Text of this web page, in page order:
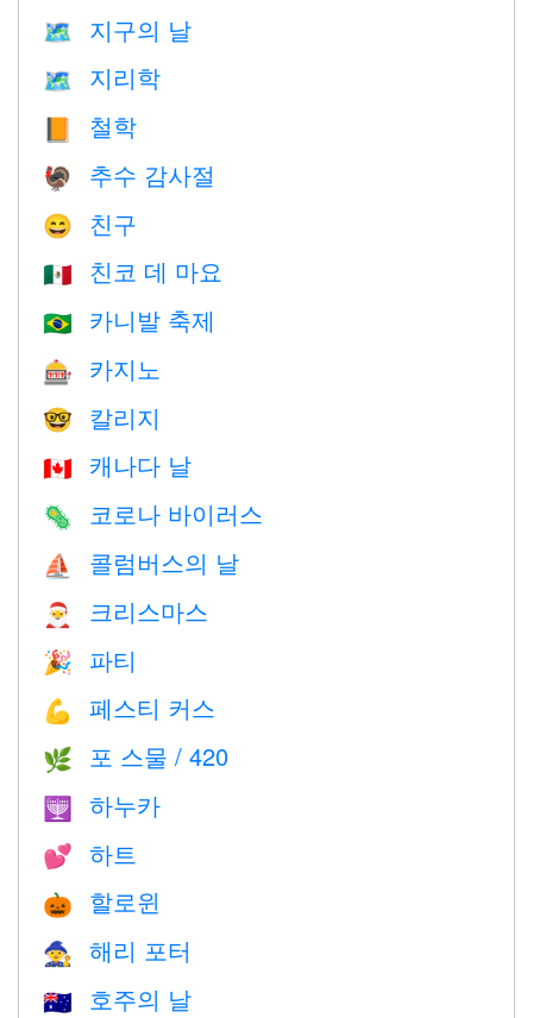
🗺️ 지구의 날
🗺 지리학
📙 철학
🦃 추수 감사절
😄 친구
🇲🇽 친코 데 마요
🇧🇷 카니발 축제
🎰 카지노
🤓 칼리지
🇨🇦 캐나다 날
🦠 코로나 바이러스
⛵️ 콜럼버스의 날
🎅 크리스마스
🎉 파티
💪 페스티 커스
🌿 포 스물 / 420
🕎 하누카
💕 하트
🎃 할로윈
🧙 해리 포터
🇦🇺 호주의 날